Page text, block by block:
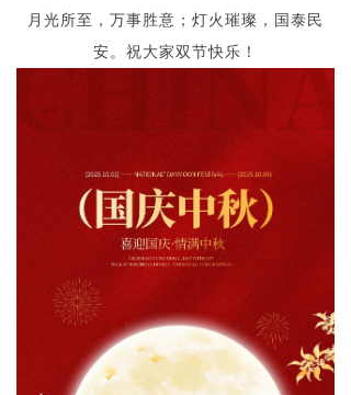
月光所至，万事胜意；灯火璀璨，国泰民
安。祝大家双节快乐！